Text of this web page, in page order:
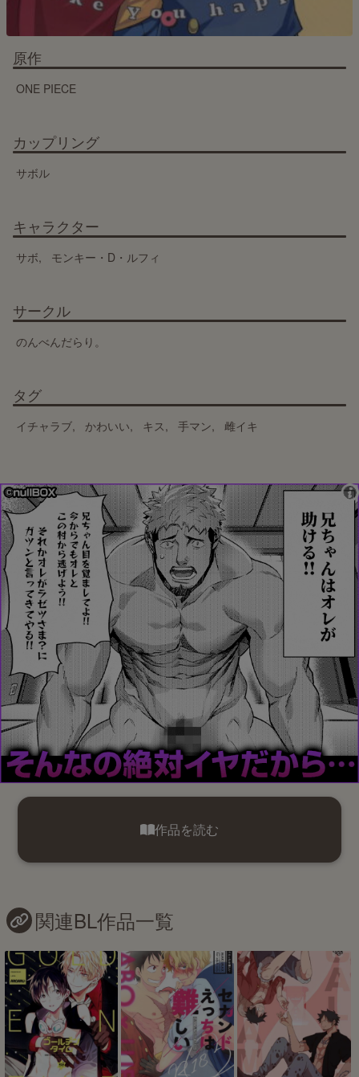
原作
ONE PIECE
カップリング
サボル
キャラクター
サボ モンキー・D・ルフィ
サークル
のんべんだらり。
タグ
イチャラブ かわいい キス 手マン 雌イキ
作品を読む
関連BL作品一覧